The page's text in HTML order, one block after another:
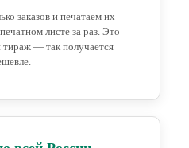
заказов и печатаем их
листе за раз. Это
тираж — так получается